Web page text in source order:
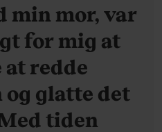
min mor, var
for mig at
at redde
glatte det
tiden